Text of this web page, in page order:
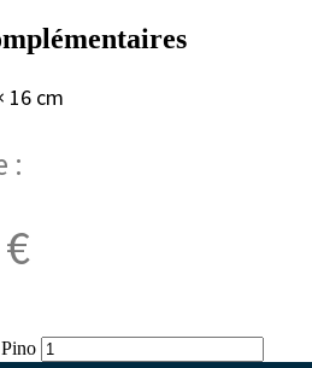
16 cm
:
€